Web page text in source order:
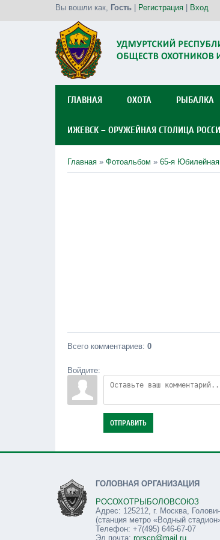
Вы вошли как, Гость Регистрация Вход
ГЛАВНАЯ ОХОТА РЫБАЛКА
ИЖЕВСК – ОРУЖЕЙНАЯ СТОЛИЦА
Главная » Фотоальбом » 65-я Юбилейная
Всего комментариев: 0
Войдите:
ОТПРАВИТЬ
ГОЛОВНАЯ ОРГАНИЗАЦИЯ
РОСОХОТРЫБОЛОВСОЮЗ
Адрес: 125212, г. Москва,
(станция метро «Водный
Телефон: +7(495) 646-67-07
Эл.почта: rorscp@mail.ru